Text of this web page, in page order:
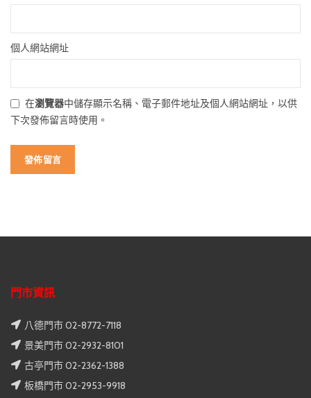
個人網站網址
在瀏覽器中儲存顯示名稱、電子郵件地址及個人網站網址，以供
下次發佈留言時使用。
門市資訊
八德門市 02-8772-7118
景美門市 02-2932-8101
古亭門市 02-2362-1388
板橋門市 02-2953-9918